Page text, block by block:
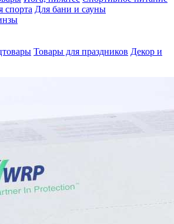
спорта Для бани и сауны
Товары для праздников Декор и